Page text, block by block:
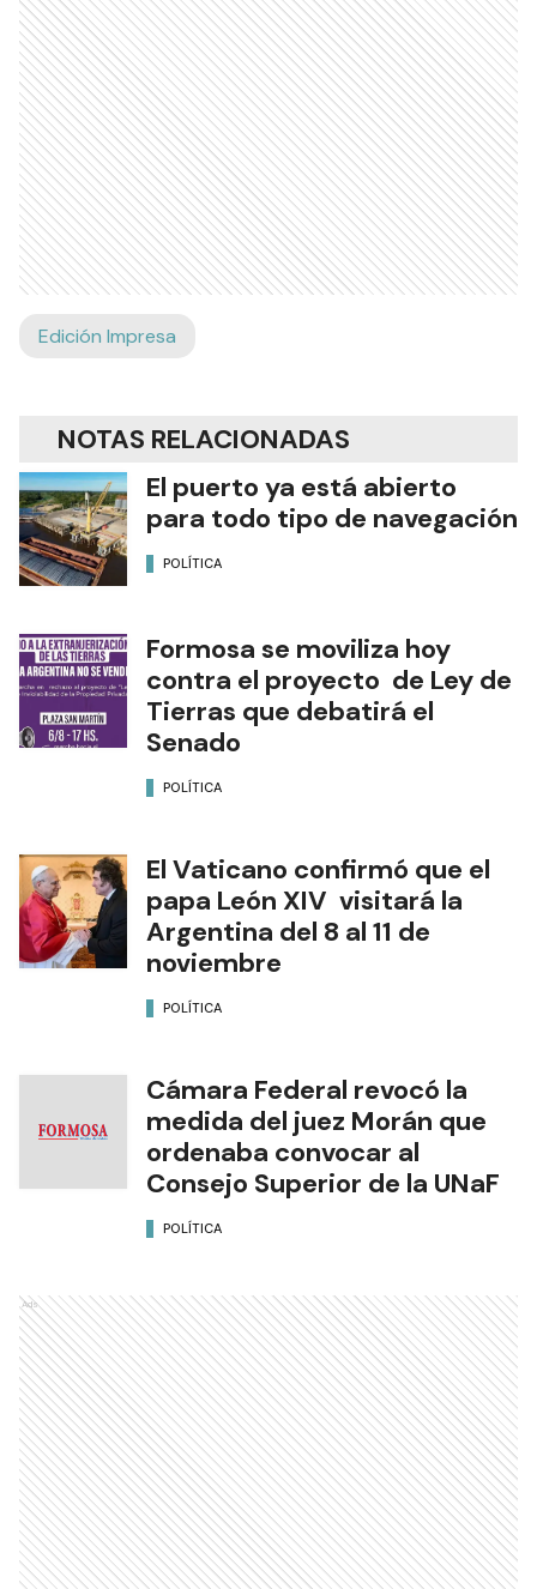
Edición Impresa
NOTAS RELACIONADAS
El puerto ya está abierto
para todo tipo de navegación
POLÍTICA
Formosa se moviliza hoy
contra el proyecto de Ley de
Tierras que debatirá el
Senado
POLÍTICA
El Vaticano confirmó que el
papa León XIV visitará la
Argentina del 8 al 11 de
noviembre
POLÍTICA
Cámara Federal revocó la
medida del juez Morán que
ordenaba convocar al
Consejo Superior de la UNaF
POLÍTICA
Ads